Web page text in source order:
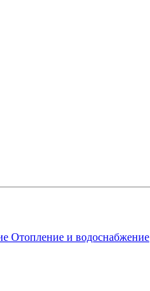
Отопление и водоснабжение